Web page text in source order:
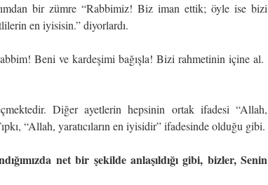
bir zümre “Rabbimiz! Biz iman ettik; öyle ise bizi
en iyisisin.” diyorlardı.
Beni ve kardeşimi bağışla! Bizi rahmetinin içine al.
Diğer ayetlerin hepsinin ortak ifadesi “Allah,
“Allah, yaratıcıların en iyisidir” ifadesinde olduğu gibi.
net bir şekilde anlaşıldığı gibi, bizler, Senin